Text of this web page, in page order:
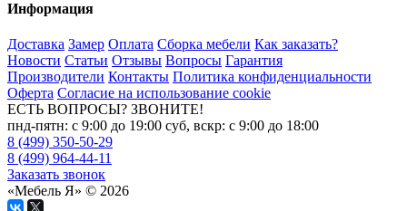
Информация
Доставка Замер Оплата Сборка мебели Как заказать?
Новости Статьи Отзывы Вопросы Гарантия
Производители Контакты Политика конфиденциальности
Оферта Согласие на использование cookie
ЕСТЬ ВОПРОСЫ? ЗВОНИТЕ!
пнд-пятн: с 9:00 до 19:00 суб, вскр: с 9:00 до 18:00
8 (499) 350-50-29
8 (499) 964-44-11
Заказать звонок
«Мебель Я» © 2026